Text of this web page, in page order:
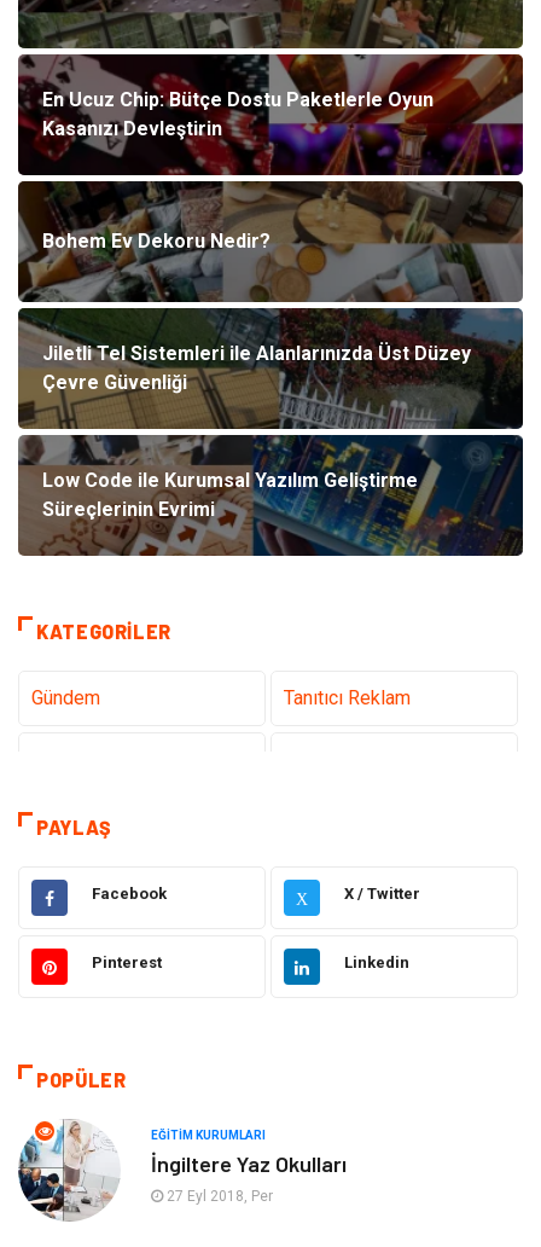
En Ucuz Chip: Bütçe Dostu Paketlerle Oyun
Kasanızı Devleştirin
Bohem Ev Dekoru Nedir?
Jiletli Tel Sistemleri ile Alanlarınızda Üst Düzey
Çevre Güvenliği
Low Code ile Kurumsal Yazılım Geliştirme
Süreçlerinin Evrimi
KATEGORILER
Gündem Tanıtıcı Reklam
Dekorasyon
Gıda Elektrik Elektronik
Bilgisayar ve Yazılım Alışveriş
Hukuk
Otomotiv
Yapı İnşaat
PAYLAŞ
Facebook X X / Twitter
Pinterest Linkedin
POPÜLER
EĞITIM KURUMLARI
İngiltere Yaz Okulları
27 Eyl 2018, Per